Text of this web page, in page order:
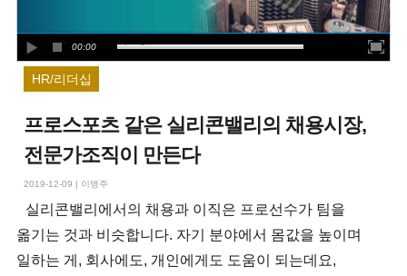
00:00
HR/리더십
프로스포츠 같은 실리콘밸리의 채용시장,
전문가조직이 만든다
2019-12-09 | 이병주
실리콘밸리에서의 채용과 이직은 프로선수가 팀을
옮기는 것과 비슷합니다. 자기 분야에서 몸값을 높이며
일하는 게, 회사에도, 개인에게도 도움이 되는데요,